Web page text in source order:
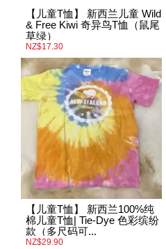
【儿童T恤】 新西兰儿童 Wild
& Free Kiwi 奇异鸟T恤（鼠尾
草绿）
NZ$17.30
【儿童T恤】 新西兰100%纯
棉儿童T恤| Tie-Dye 色彩缤纷
款（多尺码可...
NZ$29.90